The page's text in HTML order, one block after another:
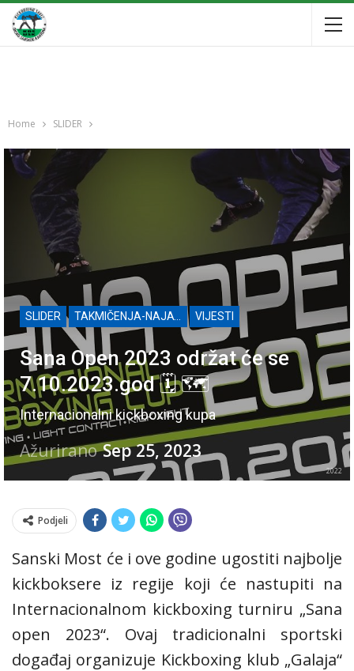
Home SLIDER
SLIDER VIJESTI
Sana Open 2023 održat će se
7.10.2023.god 🗓 🗺
Internacionalni kickboxing kupa
AžuriranoSep 25, 2023
2022
Podjeli
Sanski Most će i ove godine ugostiti najbolje
kickboksere iz regije koji će nastupiti na
Internacionalnom kickboxing turniru „Sana
open 2023“. Ovaj tradicionalni sportski
događaj organizuje Kickboxing klub „Galaja“